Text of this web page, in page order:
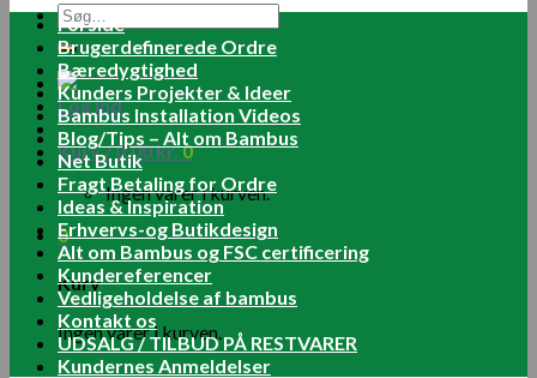
Søg
efter:
Log ind
Kurv /0.00kr.0
Ingen varer i kurven.
0
Kurv
Ingen varer i kurven.
Forside
Brugerdefinerede Ordre
Bæredygtighed
Kunders Projekter & Ideer
Bambus Installation Videos
Blog/Tips – Alt om Bambus
Net Butik
Fragt Betaling for Ordre
Ideas & Inspiration
Erhvervs-og Butikdesign
Alt om Bambus og FSC certificering
Kundereferencer
Vedligeholdelse af bambus
Kontakt os
UDSALG / TILBUD PÅ RESTVARER
Kundernes Anmeldelser